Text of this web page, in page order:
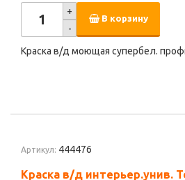
+
-
В корзину
Краска в/д моющая супербел.
Артикул: 444476
Краска в/д интерьер.унив.